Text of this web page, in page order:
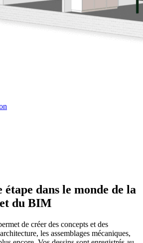
dans le monde de la
du BIM
de créer des concepts et des
les assemblages mécaniques,